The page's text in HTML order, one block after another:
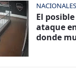
NACIONALES
El
ataque
donde